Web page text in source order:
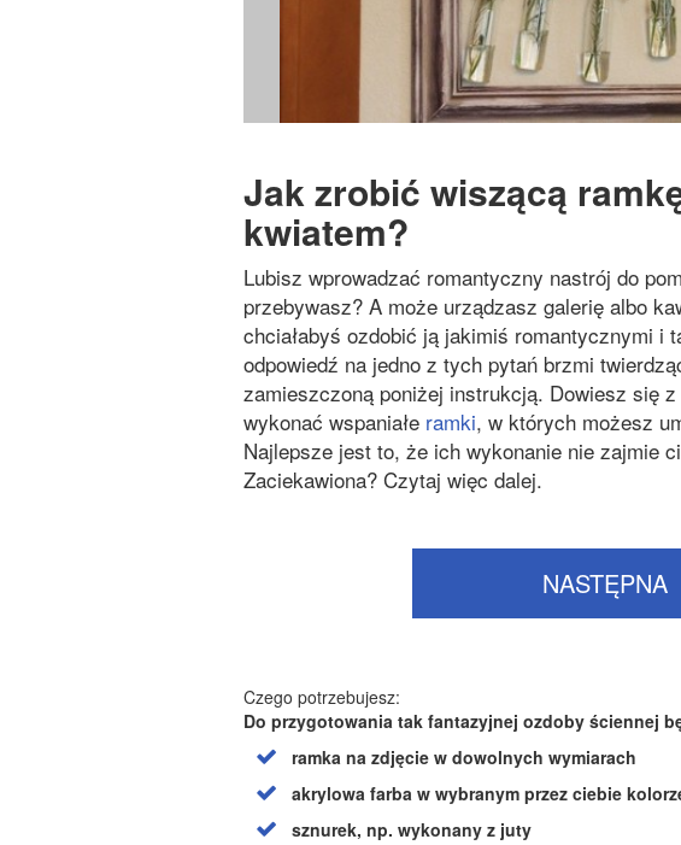
Jak zrobić wiszącą
kwiatem?
Lubisz wprowadzać romantyczny nastrój do
przebywasz? A może urządzasz galerię albo
chciałabyś ozdobić ją jakimiś romantycznymi i
odpowiedź na jedno z tych pytań brzmi
zamieszczoną poniżej instrukcją. Dowiesz się
wykonać wspaniałe ramki, w których możesz
Najlepsze jest to, że ich wykonanie nie zajmie
Zaciekawiona? Czytaj więc dalej.
NASTĘPNA
Czego potrzebujesz:
Do przygotowania tak fantazyjnej ozdoby ściennej
ramka na zdjęcie w dowolnych wymiarach
akrylowa farba w wybranym przez ciebie
sznurek, np. wykonany z juty